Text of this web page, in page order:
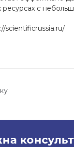
ресурсах с
scientificrussia.ru/